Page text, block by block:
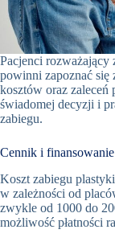
Pacjenci rozważający
powinni zapoznać
kosztów oraz zaleceń
świadomej decyzji i
zabiegu.
Cennik i finansowanie
Koszt zabiegu
w zależności od
zwykle od 1000 do
możliwość płatności